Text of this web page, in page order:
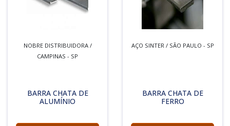
NOBRE DISTRIBUIDORA /
CAMPINAS - SP
BARRA CHATA DE
ALUMÍNIO
AÇO SINTER / SÃO PAULO - SP
BARRA CHATA DE
FERRO